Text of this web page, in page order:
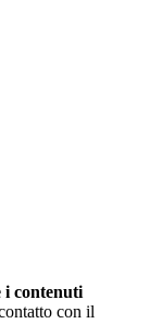
i contenuti
con il